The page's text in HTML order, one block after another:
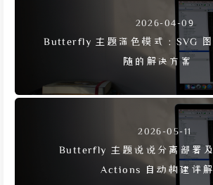
2026-04-09
Butterfly 主题深色模式：SVG
随的解决方案
2026-05-11
Butterfly 主题说说分离部署
Actions 自动构建详解